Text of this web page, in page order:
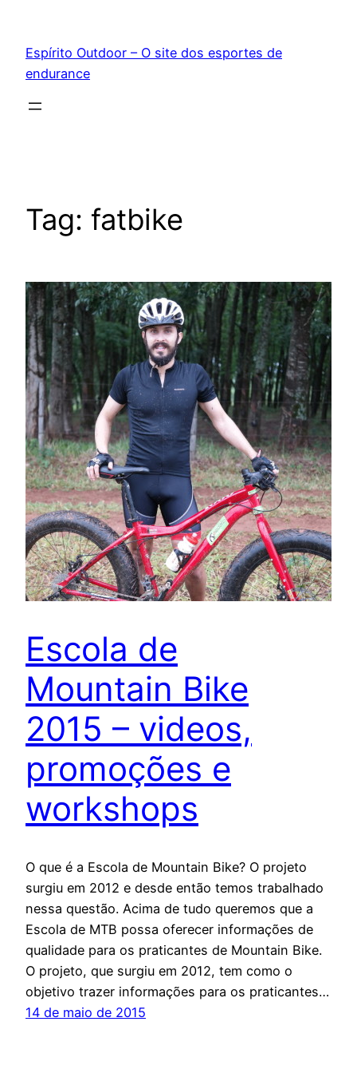
conteúdo
Espírito Outdoor – O site dos esportes de
endurance
Tag: fatbike
Escola de
Mountain Bike
2015 – videos,
promoções e
workshops
O que é a Escola de Mountain Bike? O projeto
surgiu em 2012 e desde então temos trabalhado
nessa questão. Acima de tudo queremos que a
Escola de MTB possa oferecer informações de
qualidade para os praticantes de Mountain Bike.
O projeto, que surgiu em 2012, tem como o
objetivo trazer informações para os praticantes…
14 de maio de 2015